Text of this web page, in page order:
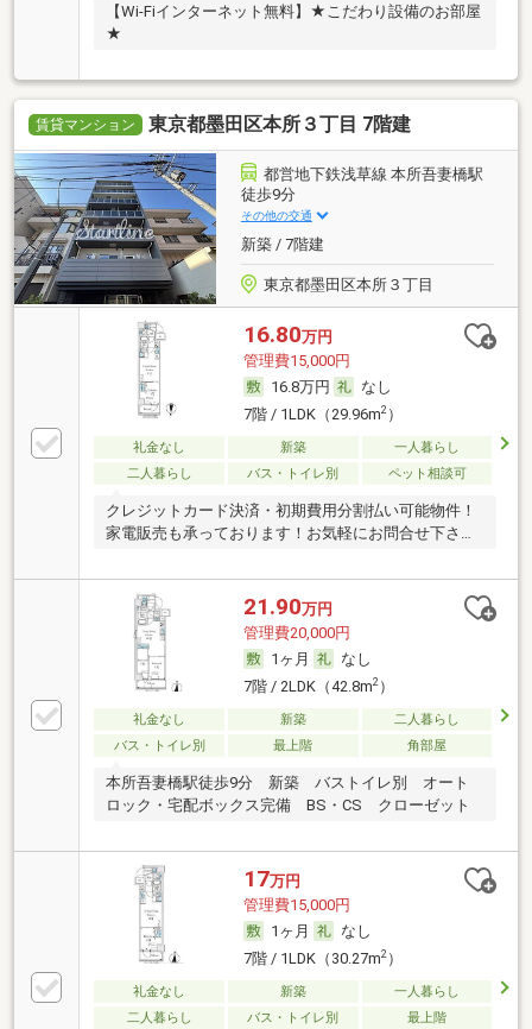
【Wi-Fiインターネット無料】★こだわり設備のお部屋
★
賃貸マンション 東京都墨田区本所３丁目 7階建
都営地下鉄浅草線 本所吾妻橋駅
徒歩9分
その他の交通
新築 / 7階建
東京都墨田区本所３丁目
16.80万円
管理費15,000円
16.8万円
なし
7階 / 1LDK（29.96m2）
礼金なし 新築
一人暮らし
二人暮らし
バス・トイレ別 ペット相談可
クレジットカード決済・初期費用分割払い可能物件！
家電販売も承っております！お気軽にお問合せ下さ
21.90万円
管理費20,000円
1ヶ月
なし
7階 / 2LDK（42.8m2）
礼金なし 新築
二人暮らし
バス・トイレ別
最上階 角部屋
本所吾妻橋駅徒歩9分 新築 バストイレ別 オート
ロック・宅配ボックス完備 BS・CS クローゼット
17万円
管理費15,000円
1ヶ月
なし
7階 / 1LDK（30.27m2）
礼金なし 新築
一人暮らし
二人暮らし
バス・トイレ別 最上階